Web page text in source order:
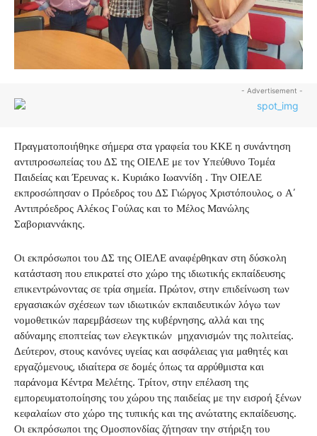
- Advertisement -
Πραγματοποιήθηκε σήμερα στα γραφεία του ΚΚΕ η συνάντηση
αντιπροσωπείας του ΔΣ της ΟΙΕΛΕ με τον Υπεύθυνο Τομέα
Παιδείας και Έρευνας κ. Κυριάκο Ιωαννίδη . Την ΟΙΕΛΕ
εκπροσώπησαν ο Πρόεδρος του ΔΣ Γιώργος Χριστόπουλος, ο Α’
Αντιπρόεδρος Αλέκος Γούλας και το Μέλος Μανώλης
Σαβοριαννάκης.
Οι εκπρόσωποι του ΔΣ της ΟΙΕΛΕ αναφέρθηκαν στη δύσκολη
κατάσταση που επικρατεί στο χώρο της ιδιωτικής εκπαίδευσης
επικεντρώνοντας σε τρία σημεία. Πρώτον, στην επιδείνωση των
εργασιακών σχέσεων των ιδιωτικών εκπαιδευτικών λόγω των
νομοθετικών παρεμβάσεων της κυβέρνησης, αλλά και της
αδύναμης εποπτείας των ελεγκτικών μηχανισμών της πολιτείας.
Δεύτερον, στους κανόνες υγείας και ασφάλειας για μαθητές και
εργαζόμενους, ιδιαίτερα σε δομές όπως τα αρρύθμιστα και
παράνομα Κέντρα Μελέτης. Τρίτον, στην επέλαση της
εμπορευματοποίησης του χώρου της παιδείας με την εισροή ξένων
κεφαλαίων στο χώρο της τυπικής και της ανώτατης εκπαίδευσης.
Οι εκπρόσωποι της Ομοσπονδίας ζήτησαν την στήριξη του